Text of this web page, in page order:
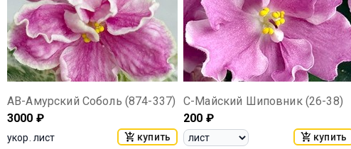
АВ-Амурский Соболь (874-337)
3000 ₽
укор. лист купить
С-Майский Шиповник (26-38)
200 ₽
купить